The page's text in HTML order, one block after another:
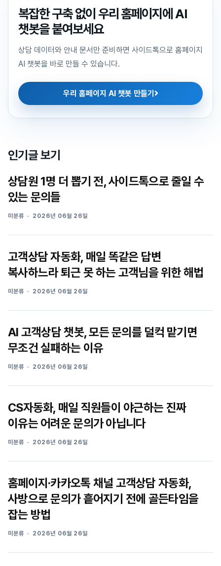
복잡한 구축 없이 우리 홈페이지에 AI
챗봇을 붙여보세요
상담 데이터와 안내 문서만 준비하면 사이드톡으로 홈페이지
AI 챗봇을 바로 만들 수 있습니다.
우리 홈페이지 AI 챗봇 만들기
인기글 보기
상담원 1명 더 뽑기 전, 사이드톡으로 줄일 수
있는 문의들
미분류 2026년 06월 26일
고객상담 자동화, 매일 똑같은 답변
복사하느라 퇴근 못 하는 고객님을 위한 해법
미분류 2026년 06월 26일
AI 고객상담 챗봇, 모든 문의를 덜컥 맡기면
무조건 실패하는 이유
미분류 2026년 06월 26일
CS자동화, 매일 직원들이 야근하는 진짜
이유는 어려운 문의가 아닙니다
미분류 2026년 06월 26일
홈페이지·카카오톡 채널 고객상담 자동화,
사방으로 문의가 흩어지기 전에 골든타임을
잡는 방법
미분류 2026년 06월 26일